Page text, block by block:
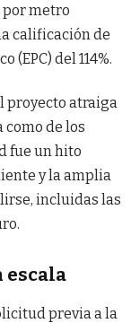
por metro
calificación de
del 114%.
proyecto atraiga
de los
fue un hito
y la amplia
incluidas las
escala
previa a la